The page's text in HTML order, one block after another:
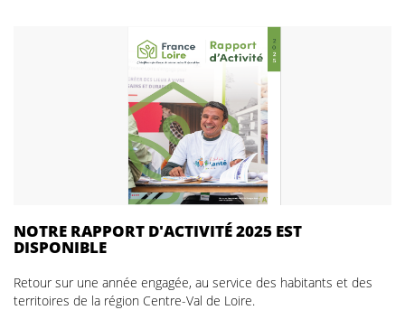
NOTRE RAPPORT D'ACTIVITÉ 2025 EST
DISPONIBLE
Retour sur une année engagée, au service des habitants et des
territoires de la région Centre-Val de Loire.